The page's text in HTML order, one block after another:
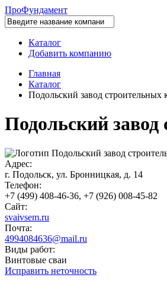
ПроФундамент
Каталог
Добавить компанию
Главная
Каталог
Подольский завод
Подольский
Адрес:
г. Подольск, ул. Бронницкая, д. 14
Телефон:
+7 (499) 408-46-36, +7 (926) 008-45-82
Сайт:
svaivsem.ru
Почта:
4994084636@mail.ru
Виды работ:
Винтовые сваи
Исправить неточность